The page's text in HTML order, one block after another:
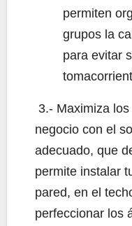
permiten
grupos la
para evitar
3.- Maximiza
negocio con el
adecuado, que
permite instalar
pared, en el
perfeccionar los